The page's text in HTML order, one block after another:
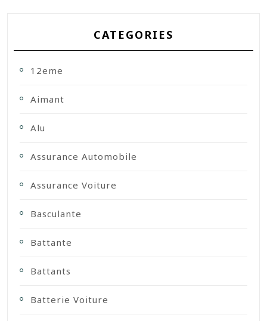
CATEGORIES
12eme
Aimant
Alu
Assurance Automobile
Assurance Voiture
Basculante
Battante
Battants
Batterie Voiture